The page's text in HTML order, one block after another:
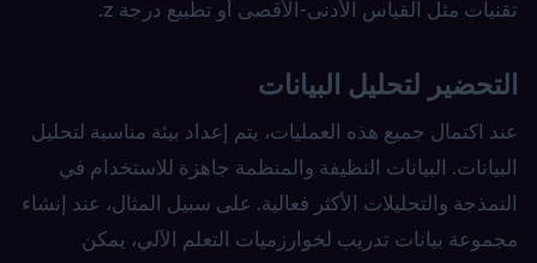
تقنيات مثل القياس الأدنى-الأقصى أو تطبيع درجة z.
التحضير لتحليل البيانات
عند اكتمال جميع هذه العمليات، يتم إعداد بيئة مناسبة لتحليل
البيانات. البيانات النظيفة والمنظمة جاهزة للاستخدام في
النمذجة والتحليلات الأكثر فعالية. على سبيل المثال، عند إنشاء
مجموعة بيانات تدريب لخوارزميات التعلم الآلي، يمكن